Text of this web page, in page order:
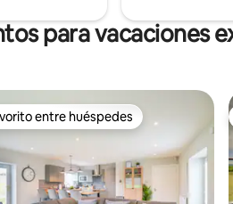
para vacaciones
entre huéspedes preferido
entre huéspedes